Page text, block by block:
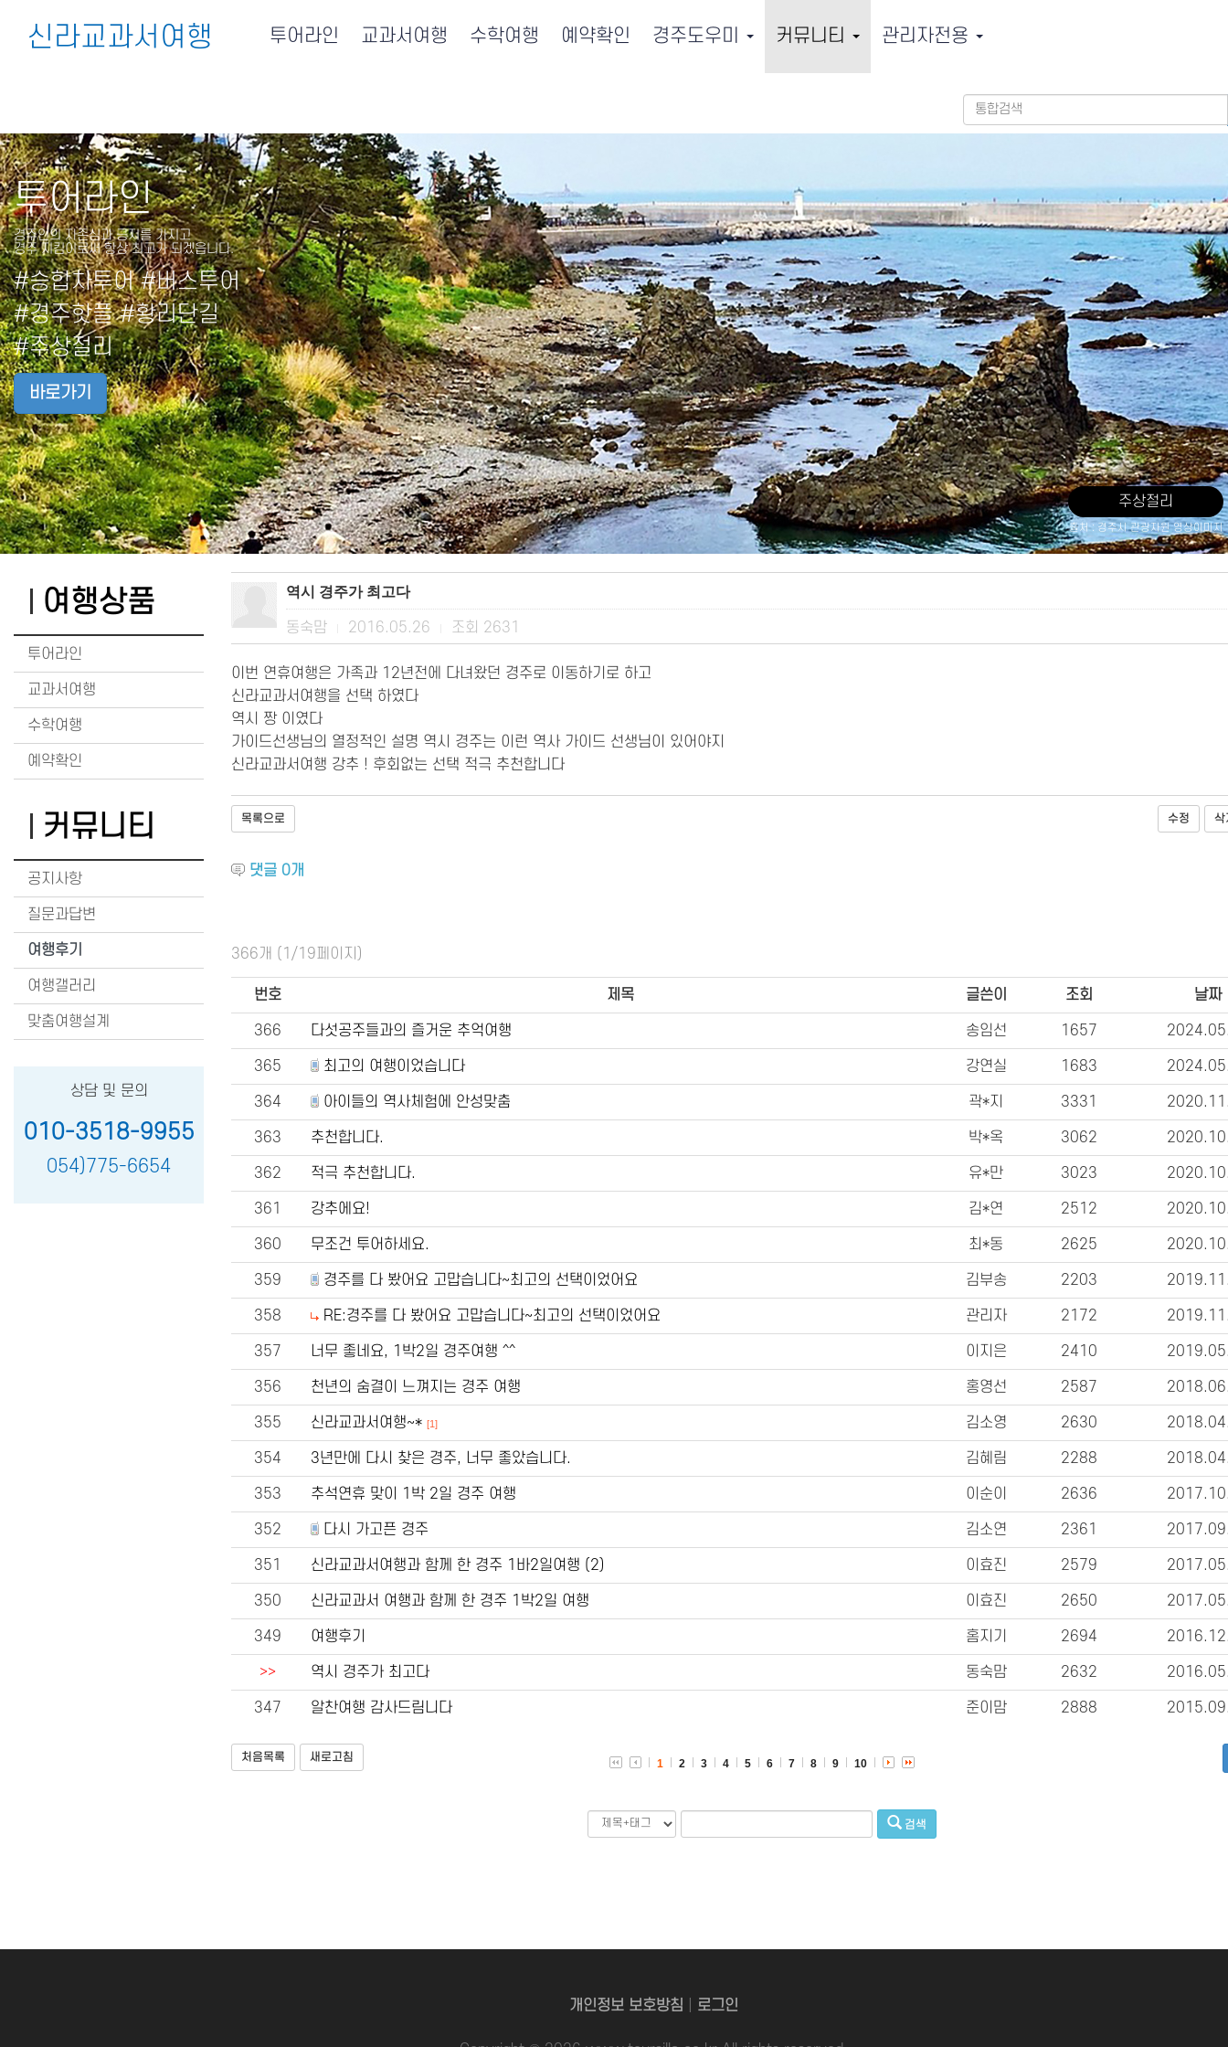
신라교과서여행 투어라인 교과서여행 수학여행 예약확인 경주도우미 커뮤니티 관리자전용
투어라인
경주인의 자존심과 긍지를 가지고
경주 지킴이로써 항상 최고가 되겠읍니다.
#승합차투어 #버스투어
#경주핫플 #황리단길
#주상절리
바로가기
주상절리
출처 : 경주시 관광자원 영상이미지
여행상품
투어라인
교과서여행
수학여행
예약확인
커뮤니티
공지사항
질문과답변
여행후기
여행갤러리
맞춤여행설계
상담 및 문의
010-3518-9955
054)775-6654
역시 경주가 최고다
동숙맘 2016.05.26 조회 2631
이번 연휴여행은 가족과 12년전에 다녀왔던 경주로 이동하기로 하고
신라교과서여행을 선택 하였다
역시 짱 이였다
가이드선생님의 열정적인 설명 역시 경주는 이런 역사 가이드 선생님이 있어야지
신라교과서여행 강추 ! 후회없는 선택 적극 추천합니다
목록으로 수정 삭
댓글 0개
366개 (1/19페이지)
번호 제목 글쓴이 조회 날짜
366 다섯공주들과의 즐거운 추억여행 송임선 1657
365 최고의 여행이었습니다 강연실 1683
364 아이들의 역사체험에 안성맞춤 곽*지 3331
363 추천합니다. 박*옥 3062
362 적극 추천합니다. 유*만 3023
361 강추에요! 김*연 2512
360 무조건 투어하세요. 최*동 2625
359 경주를 다 봤어요 고맙습니다~최고의 선택이었어요 김부송 2203
358 RE:경주를 다 봤어요 고맙습니다~최고의 선택이었어요 관리자 2172
357 너무 좋네요, 1박2일 경주여행 ^^ 이지은 2410
356 천년의 숨결이 느껴지는 경주 여행 홍영선 2587
355 신라교과서여행~* [1] 김소영 2630
354 3년만에 다시 찾은 경주, 너무 좋았습니다. 김혜림 2288
353 추석연휴 맞이 1박 2일 경주 여행 이순이 2636
352 다시 가고픈 경주 김소연 2361
351 신라교과서여행과 함께 한 경주 1바2일여행 (2) 이효진 2579
350 신라교과서 여행과 함께 한 경주 1박2일 여행 이효진 2650
349 여행후기 홈지기 2694
>> 역시 경주가 최고다 동숙맘 2632
347 알찬여행 감사드림니다 준이맘 2888
처음목록 새로고침 1 2 3 4 5 6 7 8 9 10
검색
개인정보 보호방침 로그인